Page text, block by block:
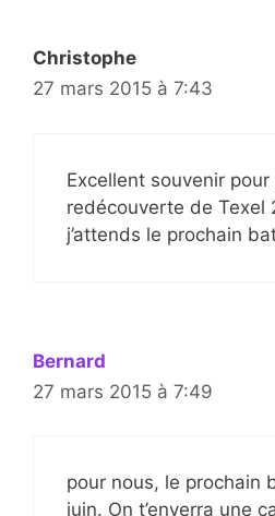
Christophe
27 mars 2015 à 7:43
Excellent souvenir pour
redécouverte de Texel
j’attends le prochain
Bernard
27 mars 2015 à 7:49
pour nous, le prochain
juin. On t’enverra une